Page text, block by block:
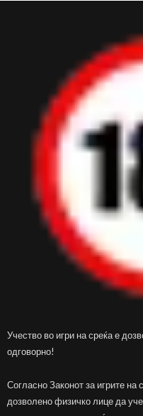
Учество во игри на среќа е
одговорно!
Согласно Законот за игрите на
дозволено физичко лице да